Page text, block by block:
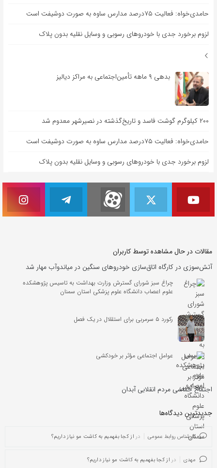
حامدی‌خواه: فعالیت ۷۵درصد مدارس ساوه به صورت دوشیفت است
لزوم برخورد جدی با خودروهای رسوبی و وسایل نقلیه بدون پلاک
بدهی ۹ ماهه تأمین‌اجتماعی به مراکز دیالیز
۲۰۰ کیلوگرم گوشت فاسد و تاریخ‌گذشته در نصیرشهر معدوم شد
حامدی‌خواه: فعالیت ۷۵درصد مدارس ساوه به صورت دوشیفت است
لزوم برخورد جدی با خودروهای رسوبی و وسایل نقلیه بدون پلاک
مقالات در حال مشاهده توسط کاربران
آتش‌سوزی در کارگاه اتاق‌سازی خودروهای سنگین در میاندوآب مهار شد
چراغ سبز شورای گسترش وزارت بهداشت به تاسیس پژوهشکده
علوم اعصاب دانشگاه علوم پزشکی استان سمنان
رکورد ۵ سرمربی برای استقلال در یک فصل
عوامل اجتماعی مؤثر بر خودکشی
اجتماع حماسی مردم انقلابی آبدان
جدیدترین دیدگاه‌‌ها
کارشناس روابط عمومی در از کجا بفهمیم به کاشت مو نیاز داریم؟
مهدی در از کجا بفهمیم به کاشت مو نیاز داریم؟